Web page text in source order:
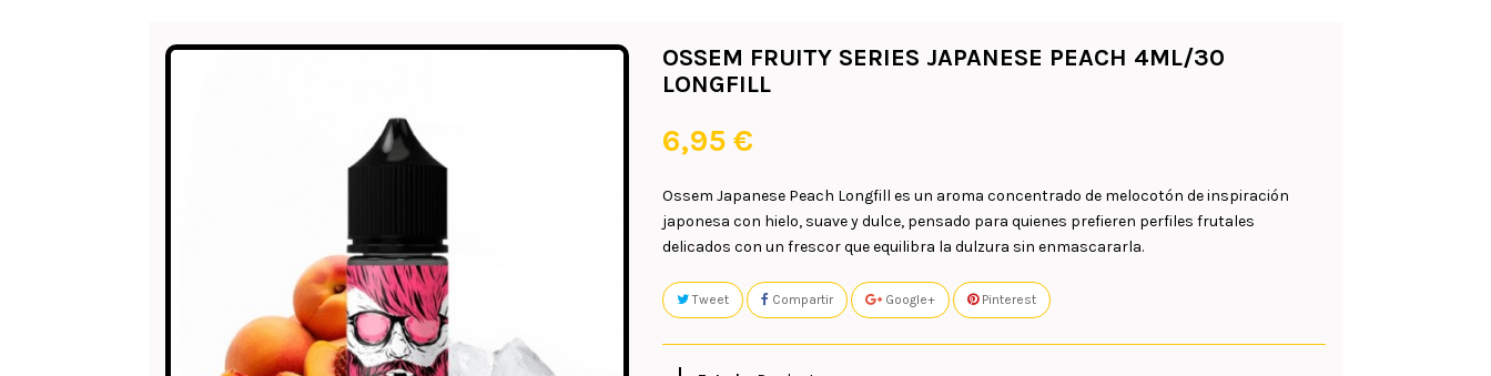
OSSEM FRUITY SERIES JAPANESE PEACH 4ML/30
LONGFILL
6,95 €
Ossem Japanese Peach Longfilles un aroma concentrado de melocotónde inspiración
japonesa con hielo, suave y dulce, pensado para quienes prefieren perfiles frutales
delicados con un frescor que equilibra la dulzura sin enmascararla.
Tweet Compartir Google+ Pinterest